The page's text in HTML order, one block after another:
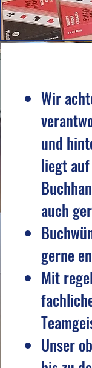
Wir
und
liegt
auch
gerne
Mit
Unser